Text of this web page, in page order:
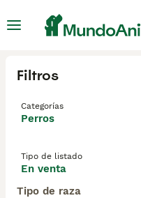
Filtros
Categorías
Perros
Tipo de listado
En venta
Tipo de raza